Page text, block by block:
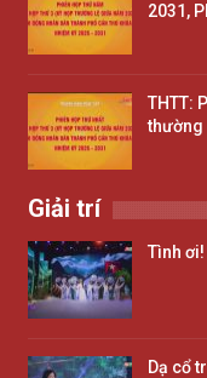
2031,
THTT:
thường
Giải trí
Tình
Dạ cổ